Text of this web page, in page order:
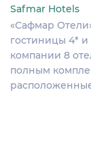
Safmar Hotels
«Сафмар
гостиницы 4* и
компании 8
полным